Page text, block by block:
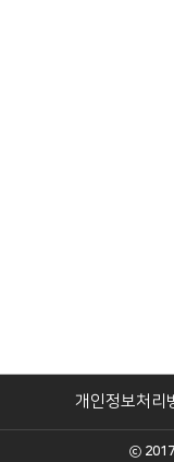
개인정보처리
ⓒ 2017